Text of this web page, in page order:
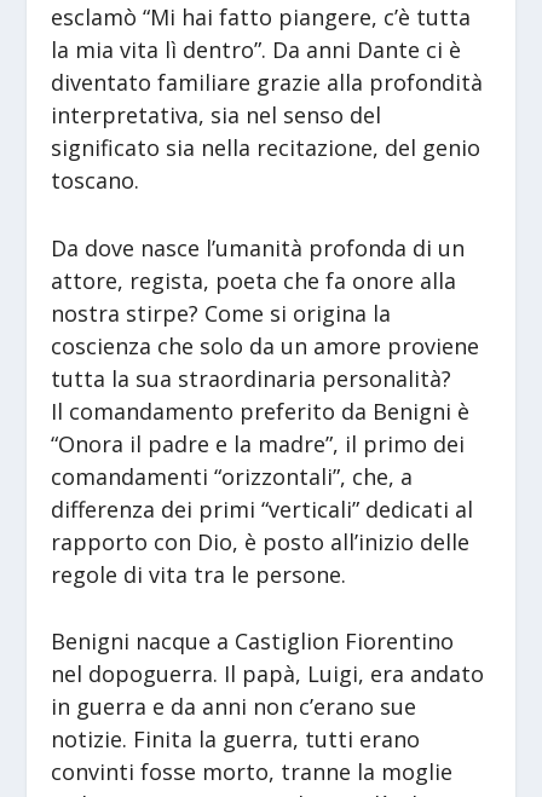
esclamò “Mi hai fatto piangere, c’è tutta
la mia vita lì dentro”. Da anni Dante ci è
diventato familiare grazie alla profondità
interpretativa, sia nel senso del
significato sia nella recitazione, del genio
toscano.
Da dove nasce l’umanità profonda di un
attore, regista, poeta che fa onore alla
nostra stirpe? Come si origina la
coscienza che solo da un amore proviene
tutta la sua straordinaria personalità?
Il comandamento preferito da Benigni è
“Onora il padre e la madre”, il primo dei
comandamenti “orizzontali”, che, a
differenza dei primi “verticali” dedicati al
rapporto con Dio, è posto all’inizio delle
regole di vita tra le persone.
Benigni nacque a Castiglion Fiorentino
nel dopoguerra. Il papà, Luigi, era andato
in guerra e da anni non c’erano sue
notizie. Finita la guerra, tutti erano
convinti fosse morto, tranne la moglie